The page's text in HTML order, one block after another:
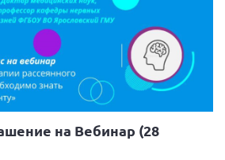
Я.В.
Кичигина Н. Ф.
Матвиевская О.В.
на Вебинар (28